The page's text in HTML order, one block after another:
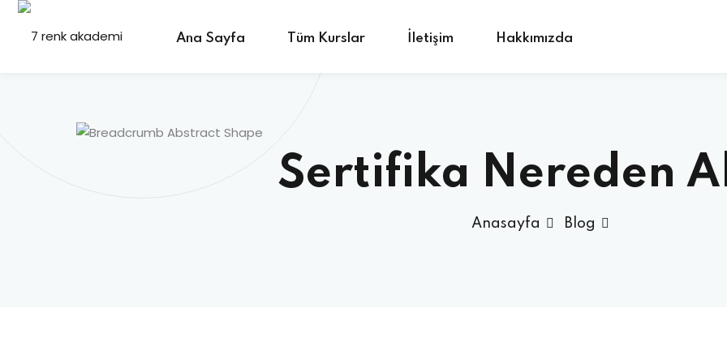
İçeriğe
atlama
Ana Sayfa Tüm Kurslar İletişim Hakkımızda
Sertifika Nereden
Anasayfa Blog